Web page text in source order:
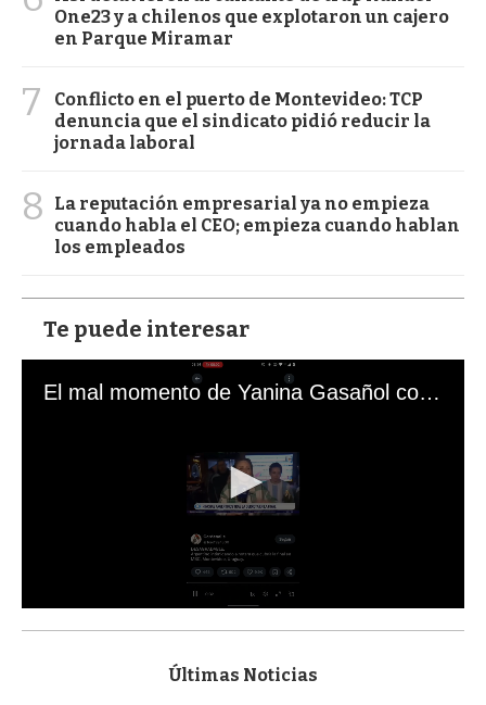
One23 y a chilenos que explotaron un cajero
en Parque Miramar
7
Conflicto en el puerto de Montevideo: TCP
denuncia que el sindicato pidió reducir la
jornada laboral
8
La reputación empresarial ya no empieza
cuando habla el CEO; empieza cuando hablan
los empleados
Te puede interesar
El mal momento de Yanina Gasañol con un hincha argentino en "Subrayado"
s
Últimas Noticias